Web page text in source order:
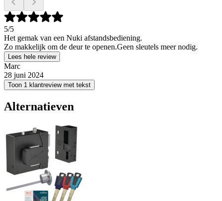
5/5
Het gemak van een Nuki afstandsbediening.
Zo makkelijk om de deur te openen.Geen sleutels meer nodig.
Lees hele review
Marc
28 juni 2024
Toon 1 klantreview met tekst
Alternatieven